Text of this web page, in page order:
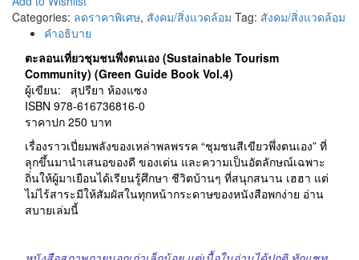
Categories: ลดราคาพิเศษ, สังคม/สิ่งแวดล้อม Tag: สังคม/สิ่งแวดล้อม
คำอธิบาย
ตะลอนเที่ยวชุมชนพึ่งตนเอง (Sustainable Tourism
Community) (Green Guide Book Vol.4)
ผู้เขียน:
สุปรียา ห้องแซง
ISBN 978-616736816-0
ราคาปก 250 บาท
เรื่องราวเปี่ยมพลังของเหล่าพลพรรค “ชุมชนสีเขียวพึ่งตนเอง” ที่
ลุกขึ้นมานำเสนอของดี ของเด่น และความเป็นอัตลักษณ์เฉพาะ
ถิ่นให้ผู้มาเยือนได้เรียนรู้ศึกษา ชีวิตบ้านๆ ที่สนุกสนาน เฮฮา แต่
ไม่ไร้สาระมีให้สัมผัสในทุกหน้ากระดาษของหนังสือพกง่าย อ่าน
สบายเล่มนี้